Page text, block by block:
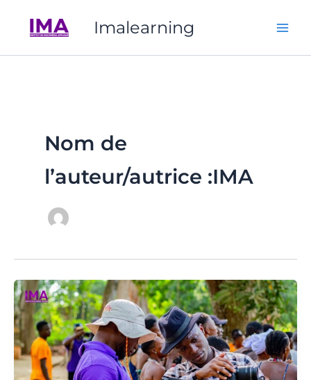
contenu
Imalearning
Nom de
l’auteur/autrice :IMA